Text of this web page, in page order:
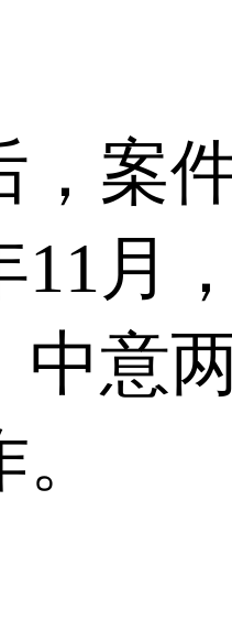
件
11月
中意